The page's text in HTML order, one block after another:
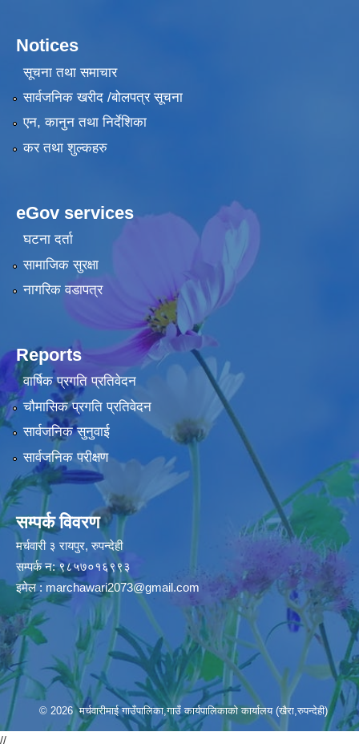
Notices
सूचना तथा समाचार
सार्वजनिक खरीद /बोलपत्र सूचना
एन, कानुन तथा निर्देशिका
कर तथा शुल्कहरु
eGov services
घटना दर्ता
सामाजिक सुरक्षा
नागरिक वडापत्र
Reports
वार्षिक प्रगति प्रतिवेदन
चौमासिक प्रगति प्रतिवेदन
सार्वजनिक सुनुवाई
सार्वजनिक परीक्षण
सम्पर्क विवरण
मर्चवारी ३ रायपुर, रुपन्देही
सम्पर्क न: ९८५७०१६९९३
इमेल : marchawari2073@gmail.com
© 2026 मर्चवारीमाई गाउँपालिका,गाउँ कार्यपालिकाको कार्यालय (खैरा,रुपन्देही)
//